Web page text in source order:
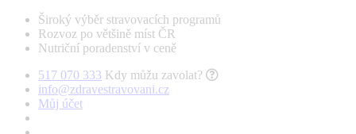
Široký výběr stravovacích programů
Rozvoz po většině míst ČR
Nutriční poradenství v ceně
517 070 333 Kdy můžu zavolat?
info@zdravestravovani.cz
Můj účet